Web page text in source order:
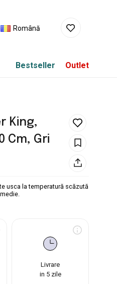
Română
Bestseller Outlet
King,
Cm, Gri
usca la temperatură scăzută
Livrare
in 5 zile